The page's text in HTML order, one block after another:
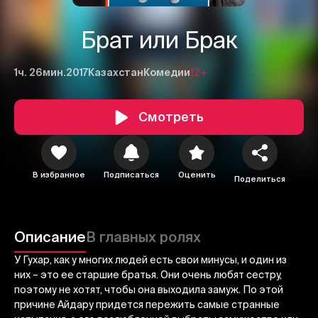
Брат или Брак
1ч. 26мин.2017Казахстан Комедии12+
Смотреть
В избранное Подписаться Оценить Поделиться
ОписаниеВ главных ролях
У Гухар, как у многих людей есть свои минусы, и один из
них – это ее старшие братья. Они очень любят сестру,
поэтому не хотят, чтобы она выходила замуж. По этой
причине Айдару придется пережить самые странные
1 2 3